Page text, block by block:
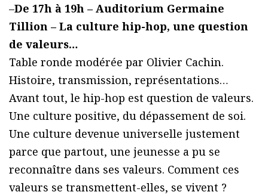
–De 17h à 19h – Auditorium Germaine
Tillion – La culture hip-hop, une question
de valeurs…
Table ronde modérée par Olivier Cachin.
Histoire, transmission, représentations…
Avant tout, le hip-hop est question de valeurs.
Une culture positive, du dépassement de soi.
Une culture devenue universelle justement
parce que partout, une jeunesse a pu se
reconnaître dans ses valeurs. Comment ces
valeurs se transmettent-elles, se vivent ?